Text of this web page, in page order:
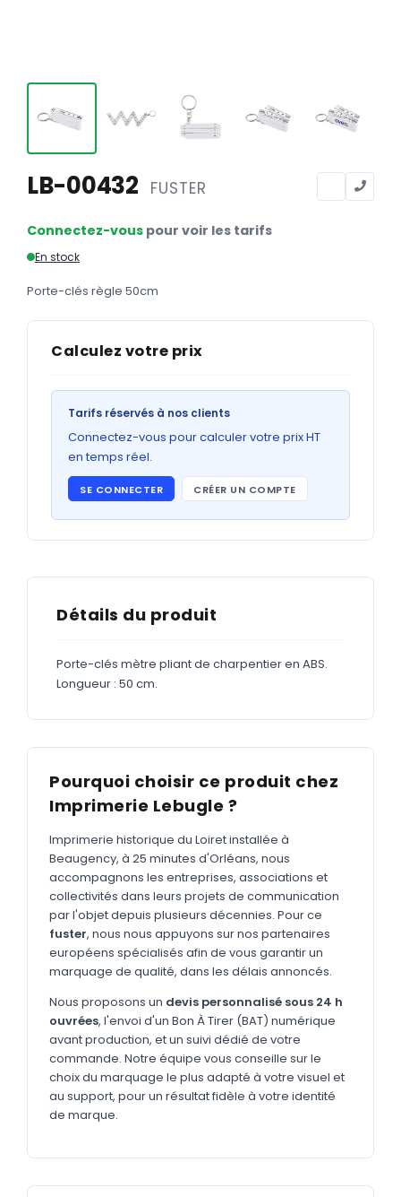
Tête de lettre
Sous-mains
Chemises
GRAND FORMAT
Abribus
ADHÉSIFS
Adhésifs vitrine
MARQUAGE TEXTILE
Tee-shirts Nouveau
Polos Nouveau
Sweatshirts
GOODIES
Catalogue complet Nouveau
Bureau & écriture
Sacs & voyages
Verres & déjeuner
Technologie
LB-00432 FUSTER
Connectez-vous pour voir les tarifs
En stock
Porte-clés règle 50cm
Calculez votre prix
Tarifs réservés à nos clients
Connectez-vous pour calculer votre prix HT
en temps réel.
SE CONNECTER CRÉER UN COMPTE
Détails du produit
Porte-clés mètre pliant de charpentier en ABS.
Longueur : 50 cm.
Pourquoi choisir ce produit chez
Imprimerie Lebugle ?
Imprimerie historique du Loiret installée à
Beaugency, à 25 minutes d'Orléans, nous
accompagnons les entreprises, associations et
collectivités dans leurs projets de communication
par l'objet depuis plusieurs décennies. Pour ce
fuster, nous nous appuyons sur nos partenaires
européens spécialisés afin de vous garantir un
marquage de qualité, dans les délais annoncés.
Nous proposons un devis personnalisé sous 24 h
ouvrées, l'envoi d'un Bon À Tirer (BAT) numérique
avant production, et un suivi dédié de votre
commande. Notre équipe vous conseille sur le
choix du marquage le plus adapté à votre visuel et
au support, pour un résultat fidèle à votre identité
de marque.